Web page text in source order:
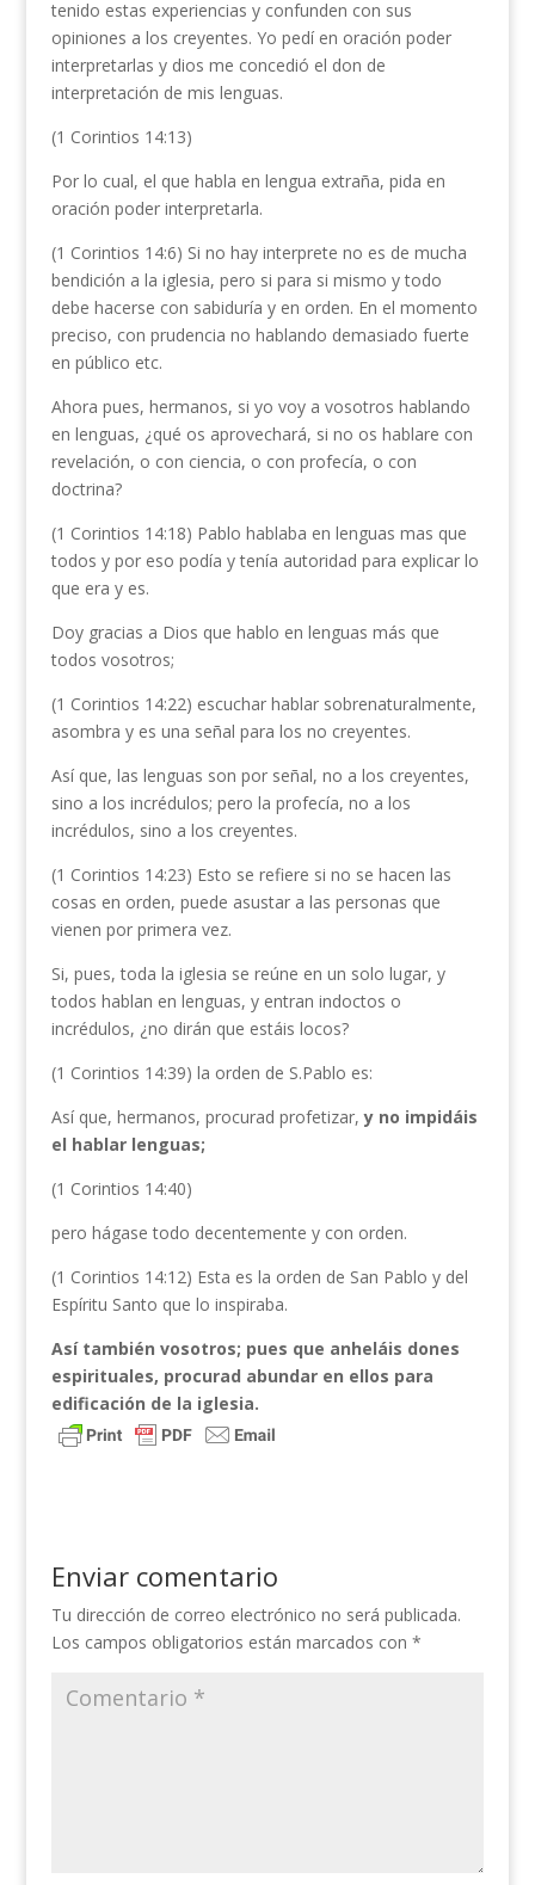
tenido estas experiencias y confunden con sus
opiniones a los creyentes. Yo pedí en oración poder
interpretarlas y dios me concedió el don de
interpretación de mis lenguas.
(1 Corintios 14:13)
Por lo cual, el que habla en lengua extraña, pida en
oración poder interpretarla.
(1 Corintios 14:6) Si no hay interprete no es de mucha
bendición a la iglesia, pero si para si mismo y todo
debe hacerse con sabiduría y en orden. En el momento
preciso, con prudencia no hablando demasiado fuerte
en público etc.
Ahora pues, hermanos, si yo voy a vosotros hablando
en lenguas, ¿qué os aprovechará, si no os hablare con
revelación, o con ciencia, o con profecía, o con
doctrina?
(1 Corintios 14:18) Pablo hablaba en lenguas mas que
todos y por eso podía y tenía autoridad para explicar lo
que era y es.
Doy gracias a Dios que hablo en lenguas más que
todos vosotros;
(1 Corintios 14:22) escuchar hablar sobrenaturalmente,
asombra y es una señal para los no creyentes.
Así que, las lenguas son por señal, no a los creyentes,
sino a los incrédulos; pero la profecía, no a los
incrédulos, sino a los creyentes.
(1 Corintios 14:23) Esto se refiere si no se hacen las
cosas en orden, puede asustar a las personas que
vienen por primera vez.
Si, pues, toda la iglesia se reúne en un solo lugar, y
todos hablan en lenguas, y entran indoctos o
incrédulos, ¿no dirán que estáis locos?
(1 Corintios 14:39) la orden de S.Pablo es:
Así que, hermanos, procurad profetizar,y no impidáis
el hablar lenguas;
(1 Corintios 14:40)
pero hágase todo decentemente y con orden.
(1 Corintios 14:12) Esta es la orden de San Pablo y del
Espíritu Santo que lo inspiraba.
Así también vosotros; pues que anheláis dones
espirituales, procurad abundar en ellos para
edificación de la iglesia.
Enviar comentario
Tu dirección de correo electrónico no será publicada.
Los campos obligatorios están marcados con *